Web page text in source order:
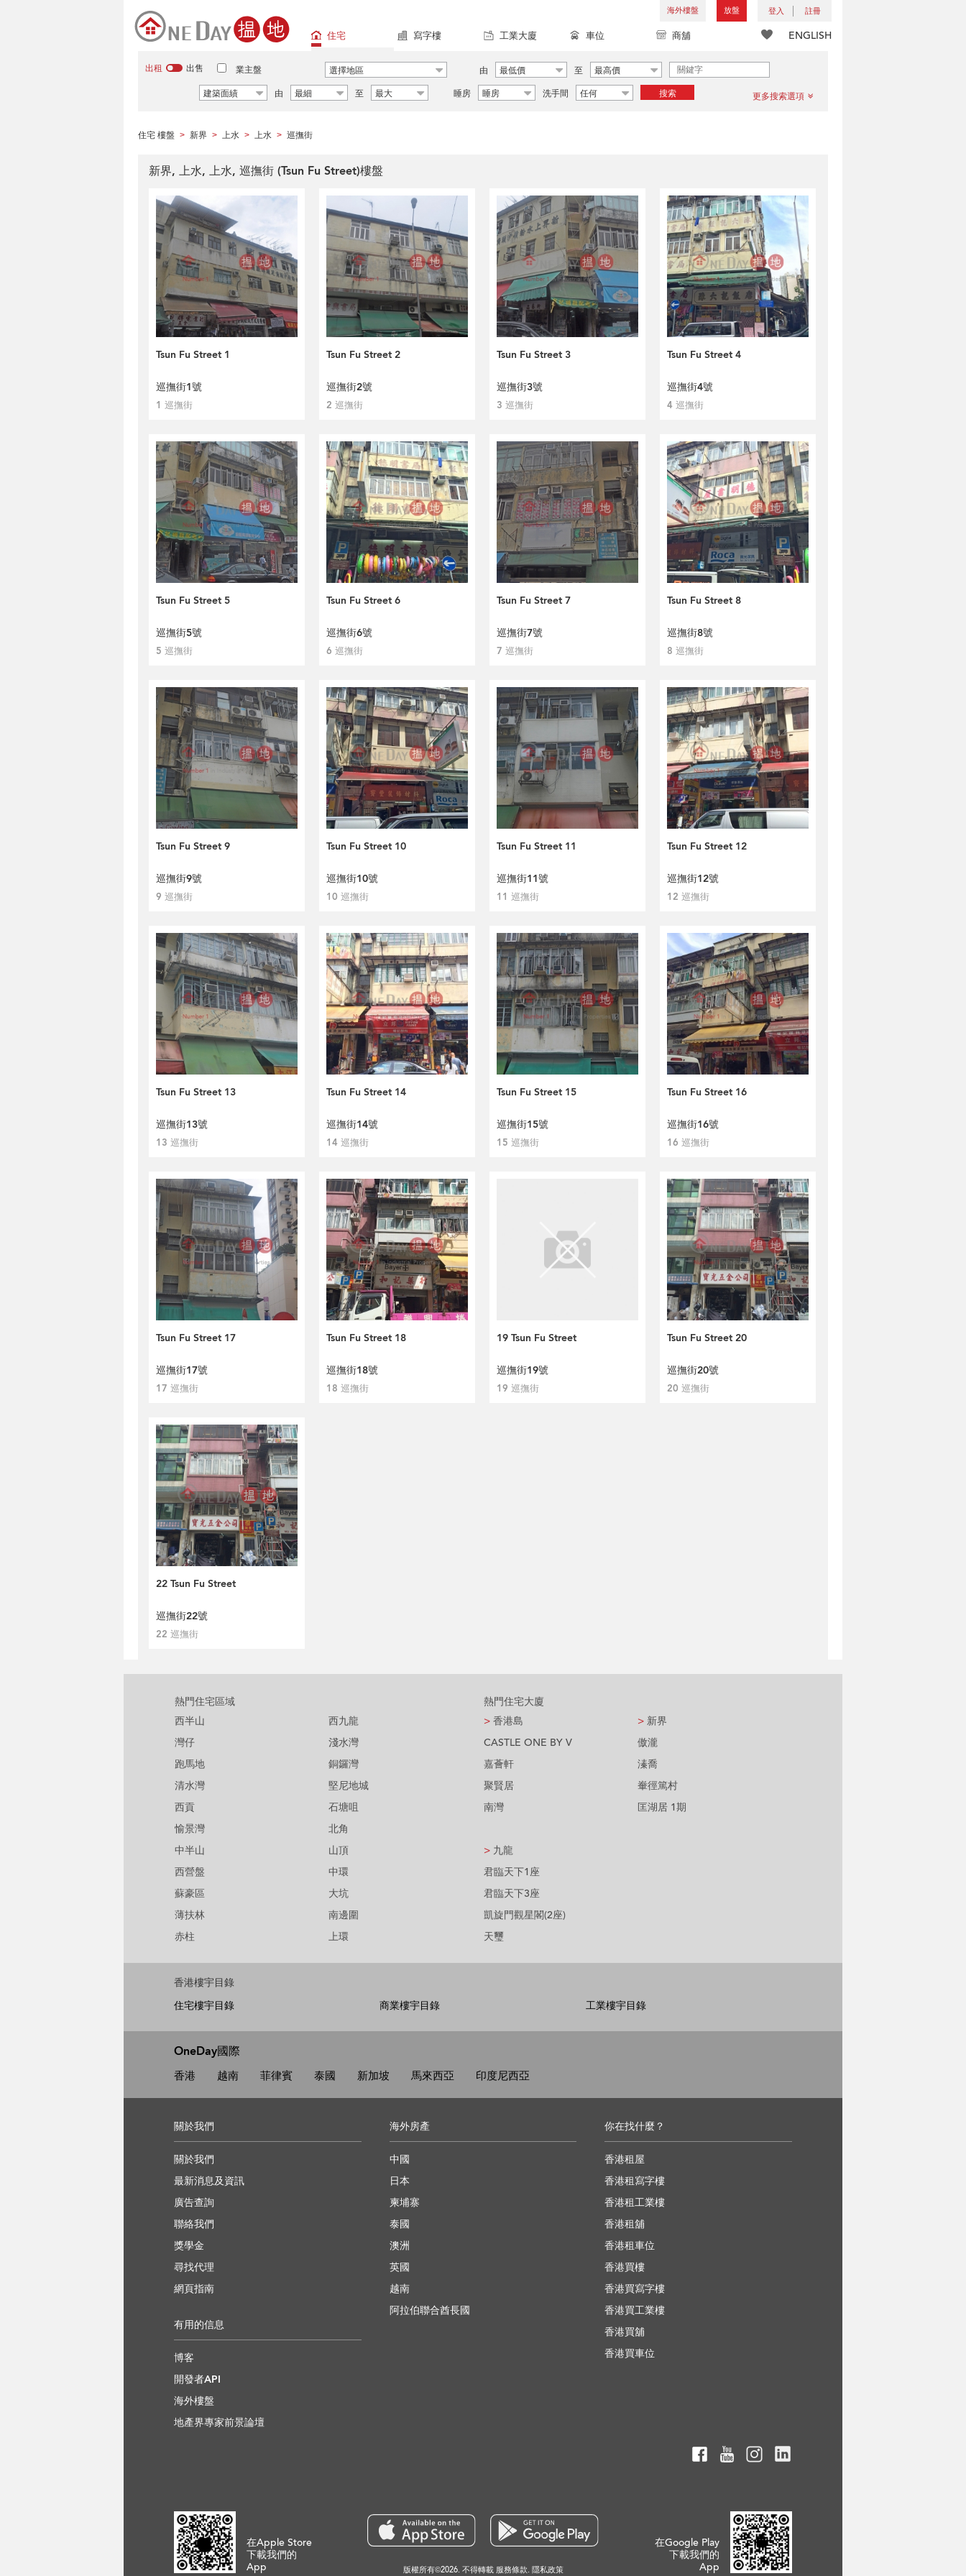
海外樓盤 放盤 登入 註冊
ENGLISH
住宅 寫字樓 工業大廈 車位 商舖
出租 出售 業主盤 選擇地區 由 最低價 至
最高價
建築面績
由 最細 至 最大 睡房 睡房 洗手間 任何 搜索 更多搜索選項
住宅 樓盤 > 新界 > 上水 > 上水 > 巡撫街
新界, 上水, 上水, 巡撫街 (Tsun Fu Street)樓盤
Tsun Fu Street 1
巡撫街1號
1 巡撫街
Tsun Fu Street 2
巡撫街2號
2 巡撫街
Tsun Fu Street 3
巡撫街3號
3 巡撫街
Tsun Fu Street 4
巡撫街4號
4 巡撫街
Tsun Fu Street 5
巡撫街5號
5 巡撫街
Tsun Fu Street 6
巡撫街6號
6 巡撫街
Tsun Fu Street 7
巡撫街7號
7 巡撫街
Tsun Fu Street 8
巡撫街8號
8 巡撫街
Tsun Fu Street 9
巡撫街9號
9 巡撫街
Tsun Fu Street 10
巡撫街10號
10 巡撫街
Tsun Fu Street 11
巡撫街11號
11 巡撫街
Tsun Fu Street 12
巡撫街12號
12 巡撫街
Tsun Fu Street 13
巡撫街13號
13 巡撫街
Tsun Fu Street 14
巡撫街14號
14 巡撫街
Tsun Fu Street 15
巡撫街15號
15 巡撫街
Tsun Fu Street 16
巡撫街16號
16 巡撫街
Tsun Fu Street 17
巡撫街17號
17 巡撫街
Tsun Fu Street 18
巡撫街18號
18 巡撫街
19 Tsun Fu Street
巡撫街19號
19 巡撫街
Tsun Fu Street 20
巡撫街20號
20 巡撫街
22 Tsun Fu Street
巡撫街22號
22 巡撫街
熱門住宅區域
西半山
灣仔
跑馬地
清水灣
西貢
愉景灣
中半山
西營盤
蘇豪區
薄扶林
赤柱
西九龍
淺水灣
銅鑼灣
堅尼地城
石塘咀
北角
山頂
中環
大坑
南邊圍
上環
熱門住宅大廈
> 香港島
CASTLE ONE BY V
嘉薈軒
聚賢居
南灣
> 九龍
君臨天下1座
君臨天下3座
凱旋門觀星閣(2座)
天璽
> 新界
傲瀧
溱喬
輋徑篤村
匡湖居 1期
香港樓宇目錄
住宅樓宇目錄
商業樓宇目錄 工業樓宇目錄
OneDay國際
香港 越南 菲律賓 泰國 新加坡 馬來西亞 印度尼西亞
關於我們
關於我們
最新消息及資訊
廣告查詢
聯絡我們
獎學金
尋找代理
網頁指南
有用的信息
博客
開發者API
海外樓盤
地產界專家前景論壇
海外房產
中國
日本
柬埔寨
泰國
澳洲
英國
越南
阿拉伯聯合酋長國
你在找什麼？
香港租屋
香港租寫字樓
香港租工業樓
香港租舖
香港租車位
香港買樓
香港買寫字樓
香港買工業樓
香港買舖
香港買車位
在Apple Store
下載我們的
App
在Google Play
下載我們的
App
版權所有©2026. 不得轉載 服務條款. 隱私政策